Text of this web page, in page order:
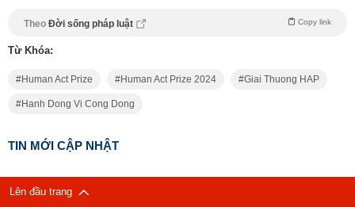
Theo Đời sống pháp luật Copy link
Từ Khóa:
Human Act Prize Human Act Prize 2024 Giai Thuong HAP
Hanh Dong Vi Cong Dong
TIN MỚI CẬP NHẬT
Lên đầu trang